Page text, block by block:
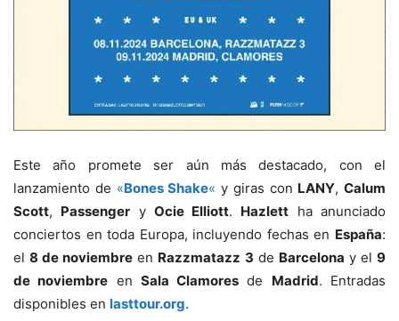
Este año promete ser aún más destacado, con el
lanzamiento de «Bones Shake« y giras con LANY, Calum
Scott, Passenger y Ocie Elliott. Hazlett ha anunciado
conciertos en toda Europa, incluyendo fechas en España:
el8 de noviembre en Razzmatazz 3 de Barcelona y el9
de noviembre en Sala Clamores de Madrid. Entradas
disponibles en lasttour.org.